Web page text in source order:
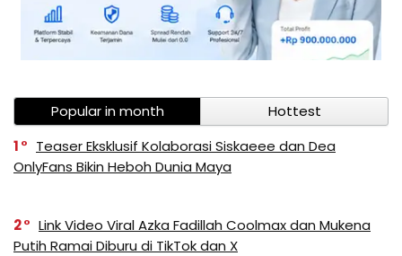
Popular in month
Hottest
1
Teaser Eksklusif Kolaborasi Siskaeee dan Dea
OnlyFans Bikin Heboh Dunia Maya
2
Link Video Viral Azka Fadillah Coolmax dan Mukena
Putih Ramai Diburu di TikTok dan X